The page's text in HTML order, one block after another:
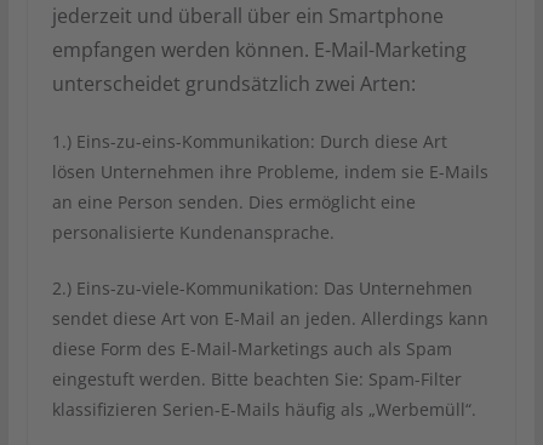
jederzeit und überall über ein Smartphone
empfangen werden können. E-Mail-Marketing
unterscheidet grundsätzlich zwei Arten:
1.) Eins-zu-eins-Kommunikation: Durch diese Art
lösen Unternehmen ihre Probleme, indem sie E-Mails
an eine Person senden. Dies ermöglicht eine
personalisierte Kundenansprache.
2.) Eins-zu-viele-Kommunikation: Das Unternehmen
sendet diese Art von E-Mail an jeden. Allerdings kann
diese Form des E-Mail-Marketings auch als Spam
eingestuft werden. Bitte beachten Sie: Spam-Filter
klassifizieren Serien-E-Mails häufig als „Werbemüll“.